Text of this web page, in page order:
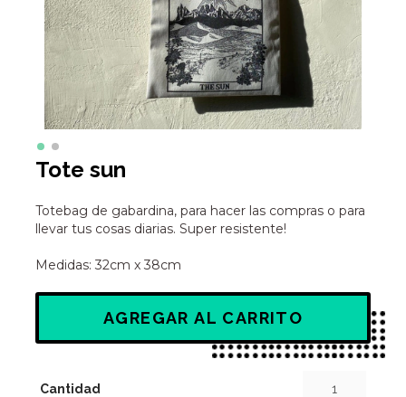
Tote sun
Totebag de gabardina, para hacer las compras o para
llevar tus cosas diarias. Super resistente!
Medidas: 32cm x 38cm
AGREGAR AL CARRITO
Cantidad